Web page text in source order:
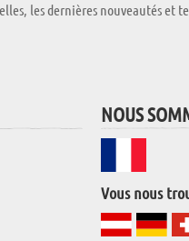
les dernières nouveautés et
NOUS
Vous nous